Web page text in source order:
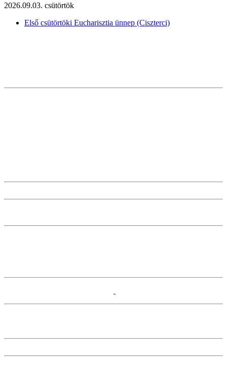
2026.09.03. csütörtök
Első csütörtöki Eucharisztia ünnep (Ciszterci)